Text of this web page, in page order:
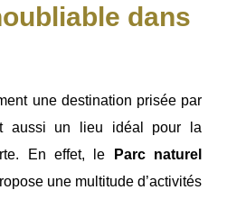
dans
une destination prisée par
aussi un lieu idéal pour la
En effet, le
Parc naturel
une multitude d’activités